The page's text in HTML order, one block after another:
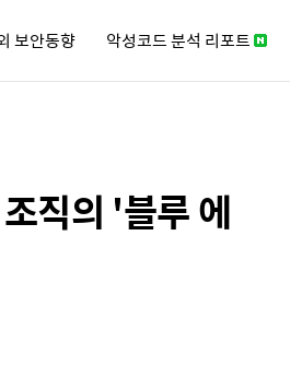
보안동향 악성코드 분석 리포트
직의 '블루 에